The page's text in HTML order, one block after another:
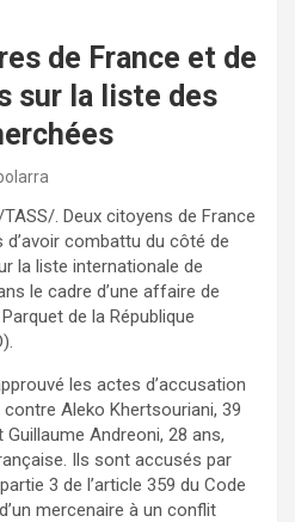
de France et de
sur la liste des
. Deux citoyens de France
combattu du côté de
la liste internationale de
le cadre d’une affaire de
de la République
les actes d’accusation
Aleko Khertsouriani, 39
Andreoni, 28 ans,
Ils sont accusés par
3 de l’article 359 du Code
mercenaire à un conflit